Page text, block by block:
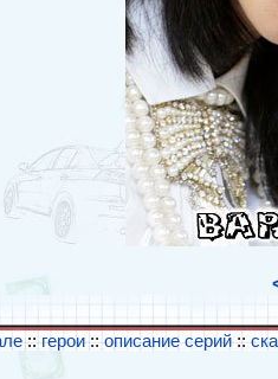
:: герои::описание серий::